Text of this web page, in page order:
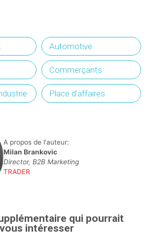
Automotive
Commerçants
Place d’affaires
A propos de l'auteur:
Milan Brankovic
Director, B2B Marketing
TRADER
qui pourrait
vous intéresser